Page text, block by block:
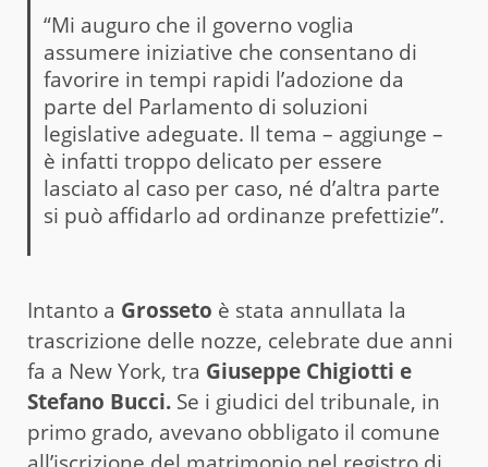
“Mi auguro che il governo voglia
assumere iniziative che consentano di
favorire in tempi rapidi l’adozione da
parte del Parlamento di soluzioni
legislative adeguate. Il tema – aggiunge –
è infatti troppo delicato per essere
lasciato al caso per caso, né d’altra parte
si può affidarlo ad ordinanze prefettizie”.
Intanto a Grosseto è stata annullata la
trascrizione delle nozze, celebrate due anni
fa a New York, tra Giuseppe Chigiotti e
Stefano Bucci. Se i giudici del tribunale, in
primo grado, avevano obbligato il comune